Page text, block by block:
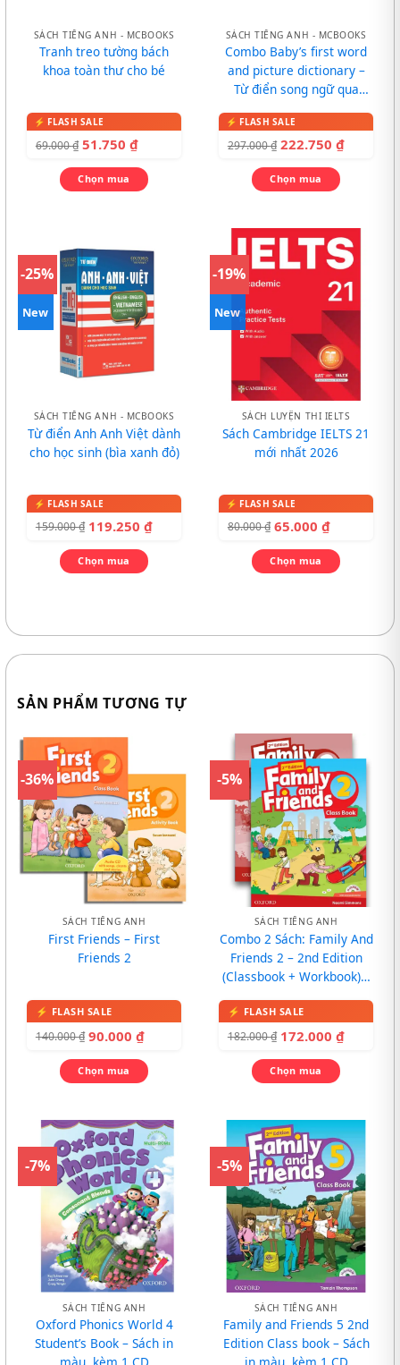
SÁCH TIẾNG ANH - MCBOOKS
Tranh treo tường bách
khoa toàn thư cho bé
69.000₫ 51.750 ₫
Chọn mua
SÁCH TIẾNG ANH - MCBOOKS
Combo Baby’s first word
and picture dictionary –
Từ điển song ngữ qua
297.000₫ 222.750 ₫
Chọn mua
-25%
New
SÁCH TIẾNG ANH - MCBOOKS
Từ điển Anh Anh Việt dành
cho học sinh (bìa xanh đỏ)
159.000₫ 119.250 ₫
Chọn mua
-19%
New
SÁCH LUYỆN THI IELTS
Sách Cambridge IELTS 21
mới nhất 2026
80.000₫ 65.000 ₫
Chọn mua
SẢN PHẨM TƯƠNG TỰ
-36%
SÁCH TIẾNG ANH
First Friends – First
Friends 2
140.000₫ 90.000 ₫
Chọn mua
-5%
SÁCH TIẾNG ANH
Combo 2 Sách: Family And
Friends 2 – 2nd Edition
(Classbook + Workbook) –
182.000₫ 172.000 ₫
Chọn mua
-7%
SÁCH TIẾNG ANH
Oxford Phonics World 4
Student’s Book – Sách in
-5%
SÁCH TIẾNG ANH
Family and Friends 5 2nd
Edition Class book – Sách